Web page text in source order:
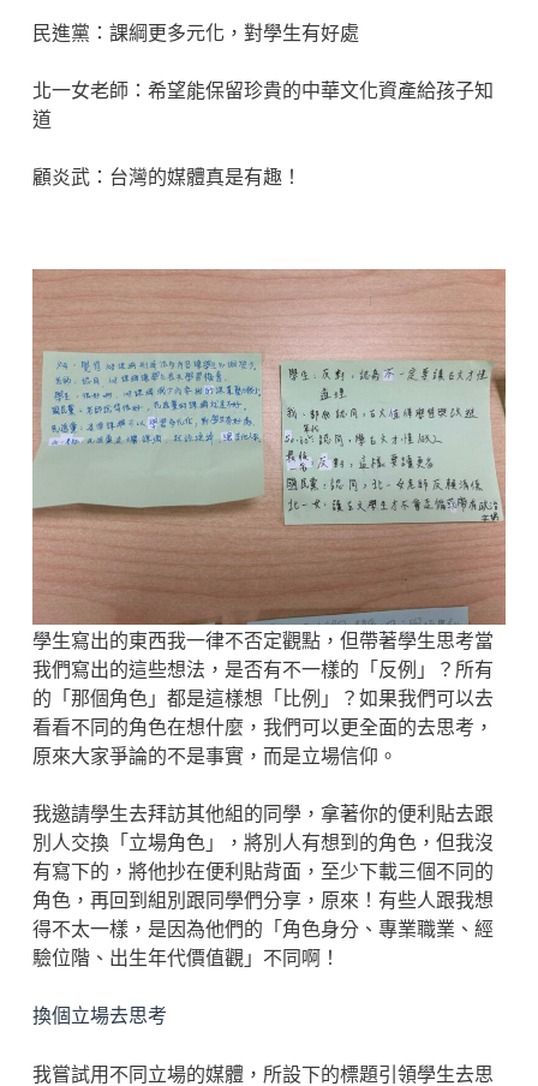
民進黨：課綱更多元化，對學生有好處
北一女老師：希望能保留珍貴的中華文化資產給孩子知
道
顧炎武：台灣的媒體真是有趣！
學生寫出的東西我一律不否定觀點，但帶著學生思考當
我們寫出的這些想法，是否有不一樣的「反例」？所有
的「那個角色」都是這樣想「比例」？如果我們可以去
看看不同的角色在想什麼，我們可以更全面的去思考，
原來大家爭論的不是事實，而是立場信仰。
我邀請學生去拜訪其他組的同學，拿著你的便利貼去跟
別人交換「立場角色」，將別人有想到的角色，但我沒
有寫下的，將他抄在便利貼背面，至少下載三個不同的
角色，再回到組別跟同學們分享，原來！有些人跟我想
得不太一樣，是因為他們的「角色身分、專業職業、經
驗位階、出生年代價值觀」不同啊！
換個立場去思考
我嘗試用不同立場的媒體，所設下的標題引領學生去思